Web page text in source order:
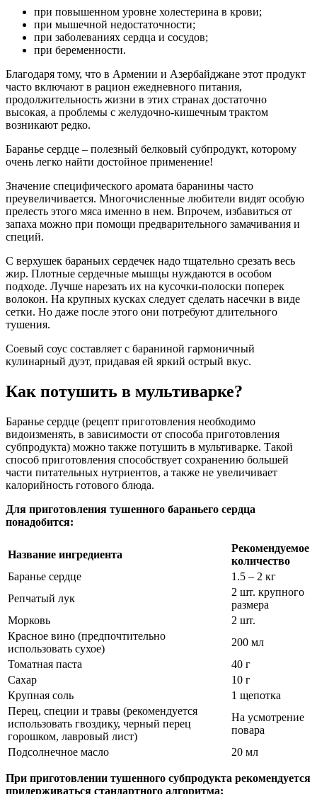
при повышенном уровне холестерина в крови;
при мышечной недостаточности;
при заболеваниях сердца и сосудов;
при беременности.
Благодаря тому, что в Армении и Азербайджане этот продукт
часто включают в рацион ежедневного питания,
продолжительность жизни в этих странах достаточно
высокая, а проблемы с желудочно-кишечным трактом
возникают редко.
Баранье сердце – полезный белковый субпродукт, которому
очень легко найти достойное применение!
Значение специфического аромата баранины часто
преувеличивается. Многочисленные любители видят особую
прелесть этого мяса именно в нем. Впрочем, избавиться от
запаха можно при помощи предварительного замачивания и
специй.
С верхушек бараньих сердечек надо тщательно срезать весь
жир. Плотные сердечные мышцы нуждаются в особом
подходе. Лучше нарезать их на кусочки-полоски поперек
волокон. На крупных кусках следует сделать насечки в виде
сетки. Но даже после этого они потребуют длительного
тушения.
Соевый соус составляет с бараниной гармоничный
кулинарный дуэт, придавая ей яркий острый вкус.
Как потушить в мультиварке?
Баранье сердце (рецепт приготовления необходимо
видоизменять, в зависимости от способа приготовления
субпродукта) можно также потушить в мультиварке. Такой
способ приготовления способствует сохранению большей
части питательных нутриентов, а также не увеличивает
калорийность готового блюда.
Для приготовления тушенного бараньего сердца
понадобится:
Название ингредиента
Рекомендуемое
количество
Баранье сердце
1.5 – 2 кг
Репчатый лук
2 шт. крупного
размера
Морковь
2 шт.
Красное вино (предпочтительно
использовать сухое)
200 мл
Томатная паста
40 г
Сахар
10 г
Крупная соль
1 щепотка
Перец, специи и травы (рекомендуется
использовать гвоздику, черный перец
горошком, лавровый лист)
На усмотрение
повара
Подсолнечное масло
20 мл
При приготовлении тушенного субпродукта рекомендуется
придерживаться стандартного алгоритма: